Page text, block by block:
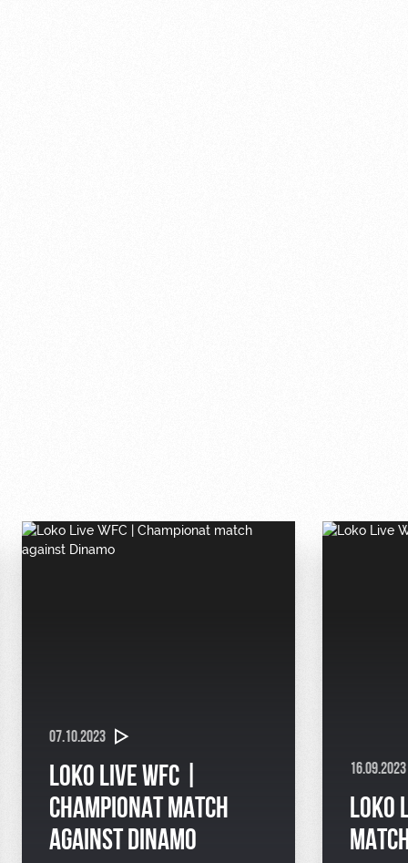
07.10.2023
LOKO LIVE WFC |
CHAMPIONAT MATCH
AGAINST DINAMO
16.09.2023
LOKO